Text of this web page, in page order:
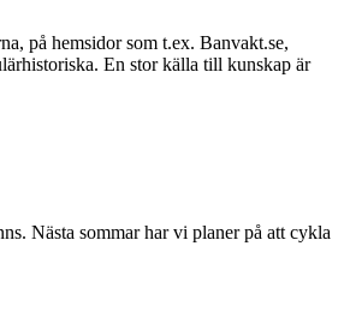
på hemsidor som t.ex. Banvakt.se,
En stor källa till kunskap är
Nästa sommar har vi planer på att cykla